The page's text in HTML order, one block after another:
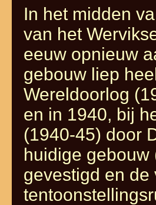
In het midden
van het
eeuw opnieuw
gebouw liep
Wereldoorlog
en in 1940, bij
(1940-45) door
huidige gebouw
gevestigd en